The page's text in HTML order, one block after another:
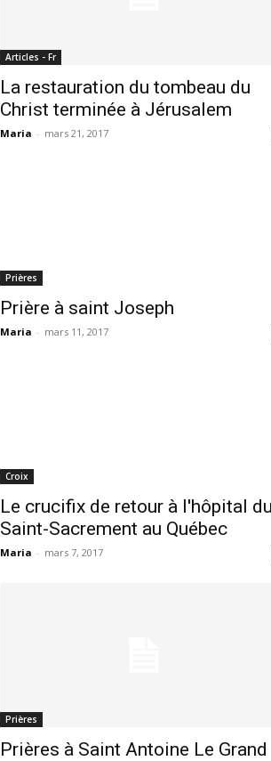
Articles - Fr
La restauration du tombeau du
Christ terminée à Jérusalem
Maria - mars 21, 2017
Prières
Prière à saint Joseph
Maria - mars 11, 2017
Croix
Le crucifix de retour à l'hôpital du
Saint-Sacrement au Québec
Maria - mars 7, 2017
Prières
Prières à Saint Antoine Le Grand